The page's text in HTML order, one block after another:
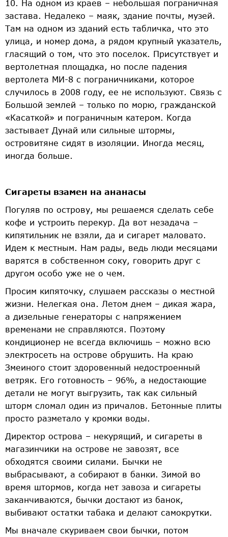
10. На одном из краев – небольшая пограничная
застава. Недалеко – маяк, здание почты, музей.
Там на одном из зданий есть табличка, что это
улица, и номер дома, а рядом крупный указатель,
гласящий о том, что это поселок. Присутствует и
вертолетная площадка, но после падения
вертолета МИ­-8 с пограничниками, которое
случилось в 2008 году, ее не используют. Связь с
Большой землей – только по морю, гражданской
«Касаткой» и пограничным катером. Когда
застывает Дунай или сильные штормы,
островитяне сидят в изоляции. Иногда месяц,
иногда больше.
Сигареты взамен на ананасы
Погуляв по острову, мы решаемся сделать себе
кофе и устроить перекур. Да вот незадача –
кипятильник не взяли, да и сигарет маловато.
Идем к местным. Нам рады, ведь люди месяцами
варятся в собственном соку, говорить друг с
другом особо уже не о чем.
Просим кипяточку, слушаем рассказы о местной
жизни. Нелегкая она. Летом днем – дикая жара,
а дизельные генераторы с напряжением
временами не справляются. Поэтому
кондиционер не всегда включишь – можно всю
электросеть на острове обрушить. На краю
Змеиного стоит здоровенный недостроенный
ветряк. Его готовность – 96%, а недостающие
детали не могут выгрузить, так как сильный
шторм сломал один из причалов. Бетонные плиты
просто разметало у кромки воды.
Директор острова – некурящий, и сигареты в
магазинчики на острове не завозят, все
обходятся своими силами. Бычки не
выбрасывают, а собирают в банки. Зимой во
время штормов, когда нет завоза и сигареты
заканчиваются, бычки достают из банок,
выбивают остатки табака и делают самокрутки.
Мы вначале скуриваем свои бычки, потом